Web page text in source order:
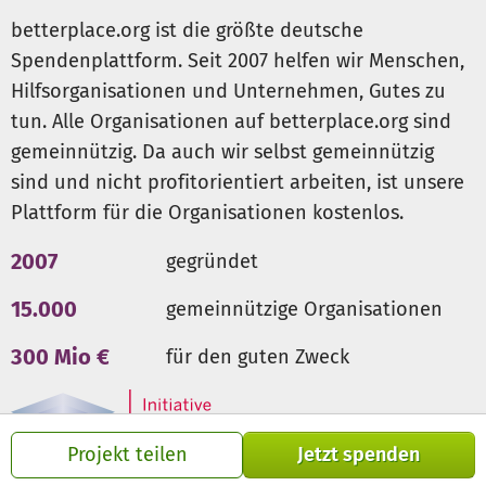
Projekt teilen Jetzt spenden
Wir suchen also diese Lücke von 24,- Euro pro
Auszubildenden pro Monat x 30 Auszubildenden x 24
Monate (2 Jahre) = 17.280 Eurozu schließen und suchen
hierfür Ausbildungspaten, die entweder einmalig 576
Euro spenden, oder 24 Euro über 24 Monate.
Oder einfach einen Beitrag zum Gesamtbedarf. Wer
unterstützt uns hier, damitJugendliche in Niger Hilfe zur
Selbsthilfe und eine wirkliche Perspektive und Hoffnung
auf ein gutes Leben im eigenen Land erhalten? Ziel ist es,
dass sie später eine effektive Landwirtschaft betreiben
um sich selbst und ihre Familien ernähren, und ihre
Kinder oder Geschwister zur Schule schicken zu können.
Euro zählt.
betterplace.org ist die größte deutsche
Spendenplattform. Seit 2007 helfen wir Menschen,
Hilfsorganisationen und Unternehmen, Gutes zu
tun. Alle Organisationen auf betterplace.org sind
gemeinnützig. Da auch wir selbst gemeinnützig
sind und nicht profitorientiert arbeiten, ist unsere
Plattform für die Organisationen kostenlos.
2007 gegründet
15.000 gemeinnützige Organisationen
300 Mio € für den guten Zweck